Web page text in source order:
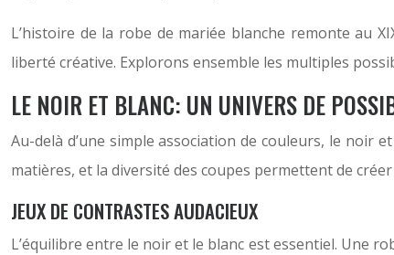
L’histoire de la robe de mariée blanche remonte au
liberté créative. Explorons ensemble les multiples
LE NOIR ET BLANC: UN UNIVERS DE
Au-delà d’une simple association de couleurs, le noir
matières, et la diversité des coupes permettent de
JEUX DE CONTRASTES AUDACIEUX
L’équilibre entre le noir et le blanc est essentiel. Une